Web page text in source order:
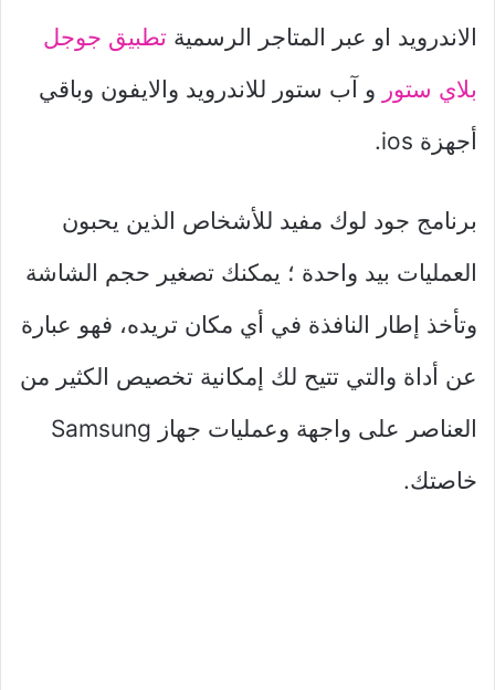
الاندرويد او عبر المتاجر الرسمية تطبيق جوجل
بلاي ستور و آب ستور للاندرويد والايفون وباقي
أجهزة ios.
برنامج جود لوك مفيد للأشخاص الذين يحبون
العمليات بيد واحدة ؛ يمكنك تصغير حجم الشاشة
وتأخذ إطار النافذة في أي مكان تريده، فهو عبارة
عن أداة والتي تتيح لك إمكانية تخصيص الكثير من
العناصر على واجهة وعمليات جهاز Samsung
خاصتك.